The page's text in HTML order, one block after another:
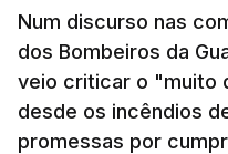
Num discurso nas
dos Bombeiros da
veio criticar o "muito
desde os incêndios
promessas por